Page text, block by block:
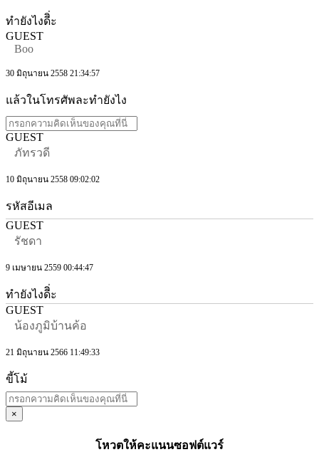
ทำยังไงดีิ่ะ
GUEST
Boo
30 มิถุนายน 2558 21:34:57
แล้วในโทรศัพละทำยังไง
GUEST
ภัทรวดี
10 มิถุนายน 2558 09:02:02
รหัสอีเมล
GUEST
รัชดา
9 เมษายน 2559 00:44:47
ทำยังไงดีิ่ะ
GUEST
น้องภูมิบ้านค้อ
21 มิถุนายน 2566 11:49:33
ขี้โม้
×
โหวตให้คะแนนซอฟต์แวร์